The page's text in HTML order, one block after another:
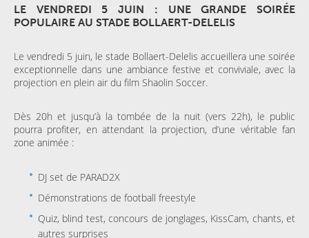
LE VENDREDI 5 JUIN : UNE GRANDE SOIRÉE
POPULAIRE AU STADE BOLLAERT-DELELIS
Le vendredi 5 juin, le stade Bollaert-Delelis accueillera une soirée
exceptionnelle dans une ambiance festive et conviviale, avec la
projection en plein air du film Shaolin Soccer.
Dès 20h et jusqu’à la tombée de la nuit (vers 22h), le public
pourra profiter, en attendant la projection, d’une véritable fan
zone animée :
DJ set de PARAD2X
Démonstrations de football freestyle
Quiz, blind test, concours de jonglages, KissCam, chants, et
autres surprises